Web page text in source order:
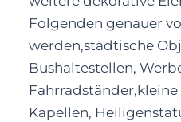
Folgenden genauer
werden,städtische
Bushaltestellen,
Kapellen,